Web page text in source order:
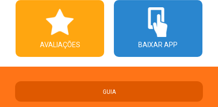
AVALIAÇÕES BAIXAR APP
GUIA